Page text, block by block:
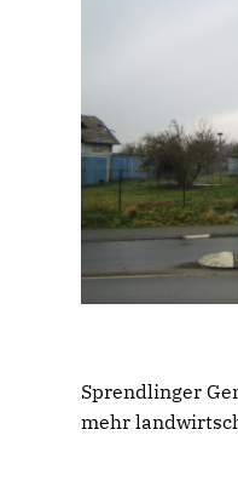
Sprendlinger
mehr